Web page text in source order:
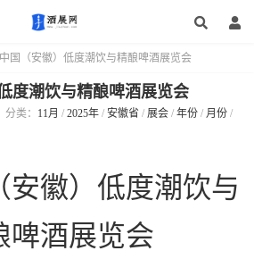
国（安徽）低度潮饮与精酿啤酒展览会
度潮饮与精酿啤酒展览会
分类： 11月 / 2025年 / 安徽省 / 展会 / 年份 / 月份 /
安徽）低度潮饮与
啤酒展览会